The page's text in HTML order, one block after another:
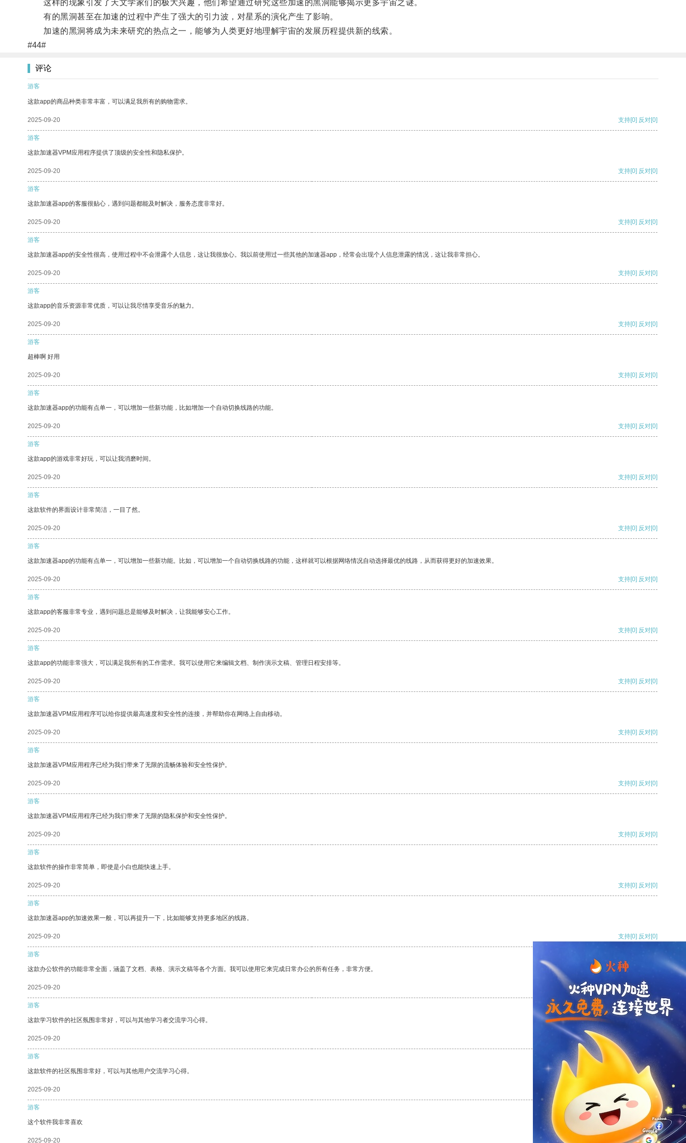
这样的现象引发了天文学家们的极大兴趣，他们希望通过研究这些加速的黑洞能够揭示更多宇宙之谜。
有的黑洞甚至在加速的过程中产生了强大的引力波，对星系的演化产生了影响。
加速的黑洞将成为未来研究的热点之一，能够为人类更好地理解宇宙的发展历程提供新的线索。
#44#
评论
游客
这款app的商品种类非常丰富，可以满足我所有的购物需求。
2025-09-20 支持[0] 反对[0]
游客
这款加速器VPM应用程序提供了顶级的安全性和隐私保护。
2025-09-20 支持[0] 反对[0]
游客
这款加速器app的客服很贴心，遇到问题都能及时解决，服务态度非常好。
2025-09-20 支持[0] 反对[0]
游客
这款加速器app的安全性很高，使用过程中不会泄露个人信息，这让我很放心。我以前使用过一些其他的加速器app，经常会出现个人信息泄露的情况，这让我非常担心。
2025-09-20 支持[0] 反对[0]
游客
这款app的音乐资源非常优质，可以让我尽情享受音乐的魅力。
2025-09-20 支持[0] 反对[0]
游客
超棒啊 好用
2025-09-20 支持[0] 反对[0]
游客
这款加速器app的功能有点单一，可以增加一些新功能，比如增加一个自动切换线路的功能。
2025-09-20 支持[0] 反对[0]
游客
这款app的游戏非常好玩，可以让我消磨时间。
2025-09-20 支持[0] 反对[0]
游客
这款软件的界面设计非常简洁，一目了然。
2025-09-20 支持[0] 反对[0]
游客
这款加速器app的功能有点单一，可以增加一些新功能。比如，可以增加一个自动切换线路的功能，这样就可以根据网络情况自动选择最优的线路，从而获得更好的加速效果。
2025-09-20 支持[0] 反对[0]
游客
这款app的客服非常专业，遇到问题总是能够及时解决，让我能够安心工作。
2025-09-20 支持[0] 反对[0]
游客
这款app的功能非常强大，可以满足我所有的工作需求。我可以使用它来编辑文档、制作演示文稿、管理日程安排等。
2025-09-20 支持[0] 反对[0]
游客
这款加速器VPM应用程序可以给你提供最高速度和安全性的连接，并帮助你在网络上自由移动。
2025-09-20 支持[0] 反对[0]
游客
这款加速器VPM应用程序已经为我们带来了无限的流畅体验和安全性保护。
2025-09-20 支持[0] 反对[0]
游客
这款加速器VPM应用程序已经为我们带来了无限的隐私保护和安全性保护。
2025-09-20 支持[0] 反对[0]
游客
这款软件的操作非常简单，即使是小白也能快速上手。
2025-09-20 支持[0] 反对[0]
游客
这款加速器app的加速效果一般，可以再提升一下，比如能够支持更多地区的线路。
2025-09-20 支持[0] 反对[0]
游客
这款办公软件的功能非常全面，涵盖了文档、表格、演示文稿等各个方面。我可以使用它来完成日常办公的所有任务，非常方便。
2025-09-20 支持[0] 反对
游客
这款学习软件的社区氛围非常好，可以与其他学习者交流学习心得。
2025-09-20 支持
游客
这款软件的社区氛围非常好，可以与其他用户交流学习心得。
2025-09-20 反对 [0]
游客
这个软件我非常喜欢
2025-09-20 支持[0] 反对[0]